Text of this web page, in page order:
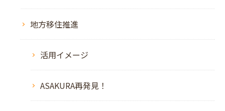
地方移住推進
活用イメージ
ASAKURA再発見！